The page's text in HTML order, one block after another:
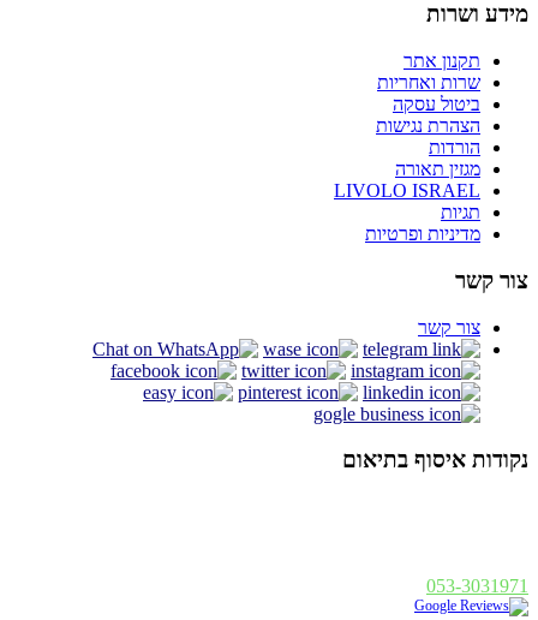
מידע ושרות
תקנון אתר
שרות ואחריות
ביטול עסקה
הצהרת נגישות
הורדות
מגזין תאורה
LIVOLO ISRAEL
תגיות
מדיניות ופרטיות
צור קשר
צור קשר
נקודות איסוף בתיאום
053-3031971